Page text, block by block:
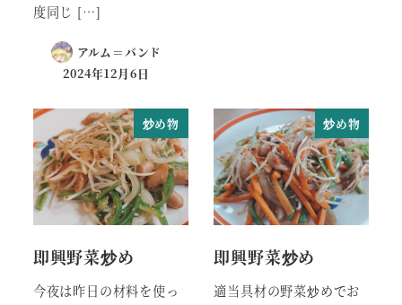
度同じ […]
アルム＝バンド
2024年12月6日
炒め物
即興野菜炒め
今夜は昨日の材料を使っ
炒め物
即興野菜炒め
適当具材の野菜炒めでお